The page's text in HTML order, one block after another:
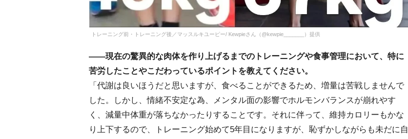
トレーニング前・トレーニング後／マッスルキユーピー/ Kewpieさん（@kewpie_______）提供
――現在の驚異的な肉体を作り上げるまでのトレーニングや食事管理において、特に
苦労したことやこだわっているポイントを教えてください。
「代謝は良いほうだと思いますが、食べることができるため、増量は苦戦しませんで
した。しかし、情緒不安定な為、メンタル面の影響でホルモンバランスが崩れやす
く、減量中体重が落ちなかったりすることです。それに伴って、維持カロリーもかな
り上下するので、トレーニング始めて5年目になりますが、恥ずかしながらも未だに自